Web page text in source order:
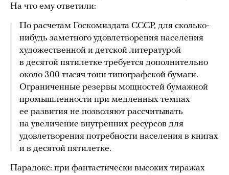
На что ему ответили:
По расчетам Госкомиздата СССР, для сколько-
нибудь заметного удовлетворения населения
художественной и детской литературой
в десятой пятилетке требуется дополнительно
около 300 тысяч тонн типографской бумаги.
Ограниченные резервы мощностей бумажной
промышленности при медленных темпах
ее развития не позволяют рассчитывать
на увеличение внутренних ресурсов для
удовлетворения потребности населения в книгах
и в десятой пятилетке.
Парадокс: при фантастически высоких тиражах